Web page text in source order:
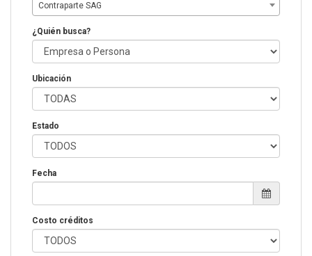
Contraparte SAG
¿Quién busca?
Ubicación
Estado
Fecha
Costo créditos